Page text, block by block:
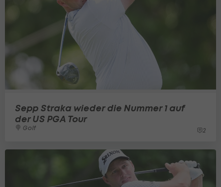
Sepp Straka wieder die Nummer 1 auf
der US PGA Tour
Golf 2